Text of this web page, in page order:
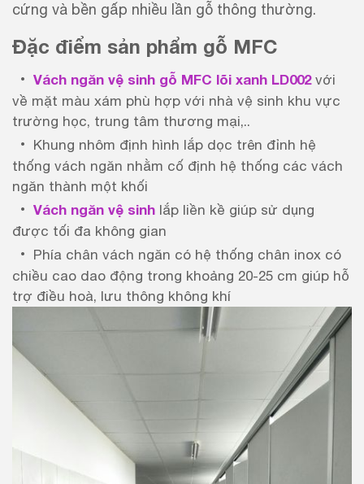
cứng và bền gấp nhiều lần gỗ thông thường.
Đặc điểm sản phẩm gỗ MFC
Vách ngăn vệ sinh gỗ MFC lõi xanh LD002với
về mặt màu xám phù hợp với nhà vệ sinh khu vực
trường học, trung tâm thương mại,..
Khung nhôm định hình lắp dọc trên đỉnh hệ
thống vách ngăn nhằm cố định hệ thống các vách
ngăn thành một khối
Vách ngăn vệ sinh lắp liền kề giúp sử dụng
được tối đa không gian
Phía chân vách ngăn có hệ thống chân inox có
chiều cao dao động trong khoảng 20-25 cm giúp hỗ
trợ điều hoà, lưu thông không khí